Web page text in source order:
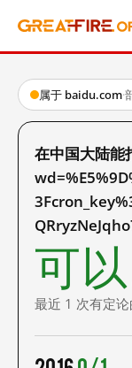
属于 baidu.com·
在中国大陆
可以
最近 1 次有定论